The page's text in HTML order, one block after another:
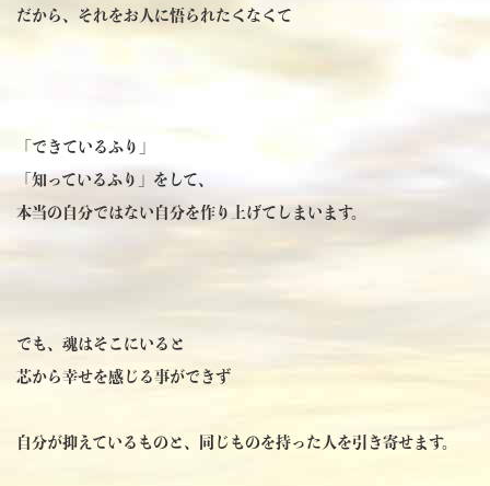
だから、それをお人に悟られたくなくて
「できているふり」
「知っているふり」をして、
本当の自分ではない自分を作り上げてしまいます。
でも、魂はそこにいると
芯から幸せを感じる事ができず
自分が抑えているものと、同じものを持った人を引き寄せます。